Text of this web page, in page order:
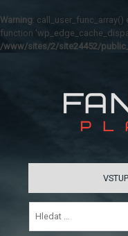
Warning:
function
/www/sites/2/site24452/